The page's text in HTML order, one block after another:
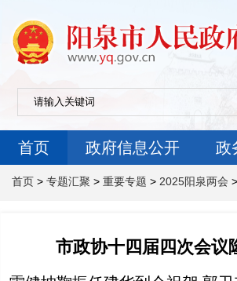
首页 政府信息公开 政
首页 > 专题汇聚 > 重要专题 > 2025阳泉两会 >
市政协十四届四次会议